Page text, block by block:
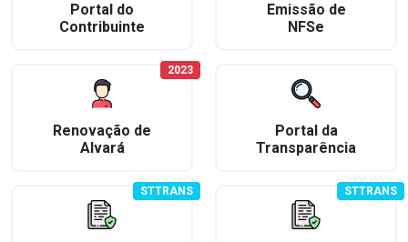
Portal do
Contribuinte
Emissão de
NFSe
Renovação de
Alvará
2023
Portal da
Transparência
STTRANS STTRANS